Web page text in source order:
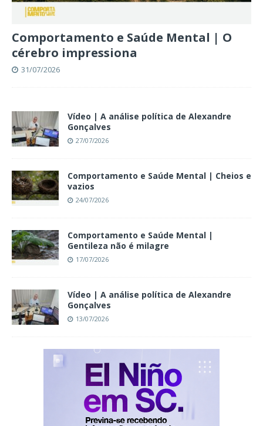
Comportamento e Saúde Mental | O
cérebro impressiona
31/07/2026
Vídeo | A análise política de Alexandre
Gonçalves
27/07/2026
Comportamento e Saúde Mental | Cheios e
vazios
24/07/2026
Comportamento e Saúde Mental |
Gentileza não é milagre
17/07/2026
Vídeo | A análise política de Alexandre
Gonçalves
13/07/2026